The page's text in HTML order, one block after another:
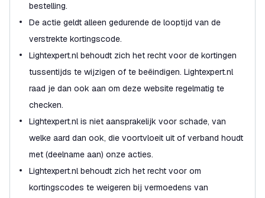
bestelling.
De actie geldt alleen gedurende de looptijd van de
verstrekte kortingscode.
Lightexpert.nl behoudt zich het recht voor de kortingen
tussentijds te wijzigen of te beëindigen. Lightexpert.nl
raad je dan ook aan om deze website regelmatig te
checken.
Lightexpert.nl is niet aansprakelijk voor schade, van
welke aard dan ook, die voortvloeit uit of verband houdt
met (deelname aan) onze acties.
Lightexpert.nl behoudt zich het recht voor om
kortingscodes te weigeren bij vermoedens van